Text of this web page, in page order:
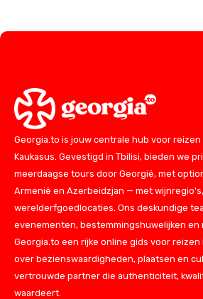
Georgia.to is jouw centrale hub voor
Kaukasus. Gevestigd in Tbilisi, bieden we
meerdaagse tours door Georgië, met
Armenië en Azerbeidzjan — met
werelderfgoedlocaties. Ons deskundige
evenementen, bestemmingshuwelijken en
Georgia.to een rijke online gids voor
over bezienswaardigheden, plaatsen en
vertrouwde partner die authenticiteit,
waardeert.